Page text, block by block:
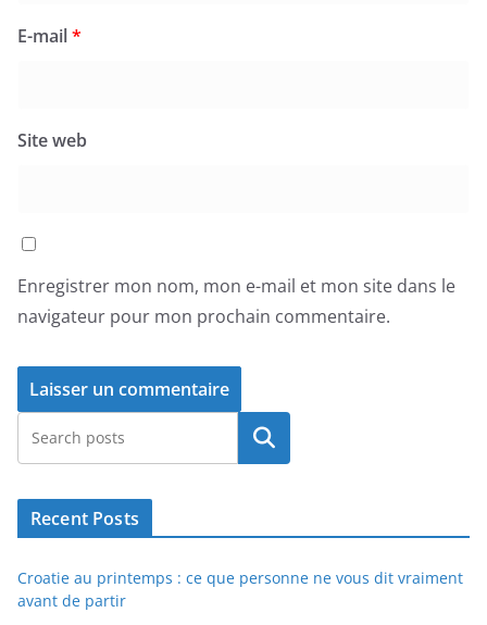
E-mail*
Site web
Enregistrer mon nom, mon e-mail et mon site dans le
navigateur pour mon prochain commentaire.
Rechercher
Recent Posts
Croatie au printemps : ce que personne ne vous dit vraiment
avant de partir